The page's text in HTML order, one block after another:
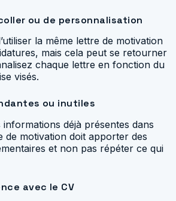
ou de personnalisation
la même lettre de motivation
mais cela peut se retourner
chaque lettre en fonction du
visés.
ou inutiles
déjà présentes dans
de motivation doit apporter des
et non pas répéter ce qui
avec le CV